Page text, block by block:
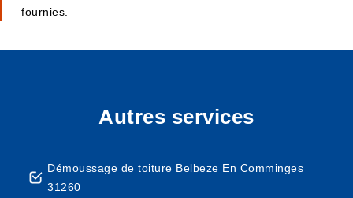
fournies.
Autres services
Démoussage de toiture Belbeze En Comminges
31260